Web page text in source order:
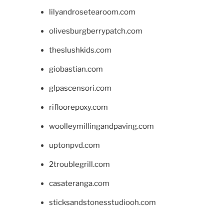
lilyandrosetearoom.com
olivesburgberrypatch.com
theslushkids.com
giobastian.com
glpascensori.com
rifloorepoxy.com
woolleymillingandpaving.com
uptonpvd.com
2troublegrill.com
casateranga.com
sticksandstonesstudiooh.com